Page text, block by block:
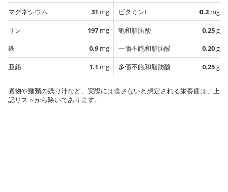
マグネシウム
31 mg
リン
197 mg
鉄
0.9 mg
亜鉛
1.1 mg
ビタミンE
0.2 mg
飽和脂肪酸
0.25g
一価不飽和脂肪酸
0.20g
多価不飽和脂肪酸
0.25g
煮物や麺類の残り汁など、実際には食さないと想定される栄養価は、上
記リストから除いてあります。